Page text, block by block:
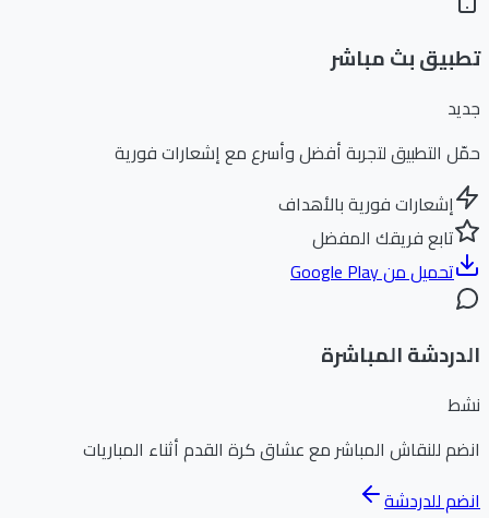
تطبيق بث مباشر
جديد
حمّل التطبيق لتجربة أفضل وأسرع مع إشعارات فورية
إشعارات فورية بالأهداف
تابع فريقك المفضل
تحميل من Google Play
الدردشة المباشرة
نشط
انضم للنقاش المباشر مع عشاق كرة القدم أثناء المباريات
انضم للدردشة